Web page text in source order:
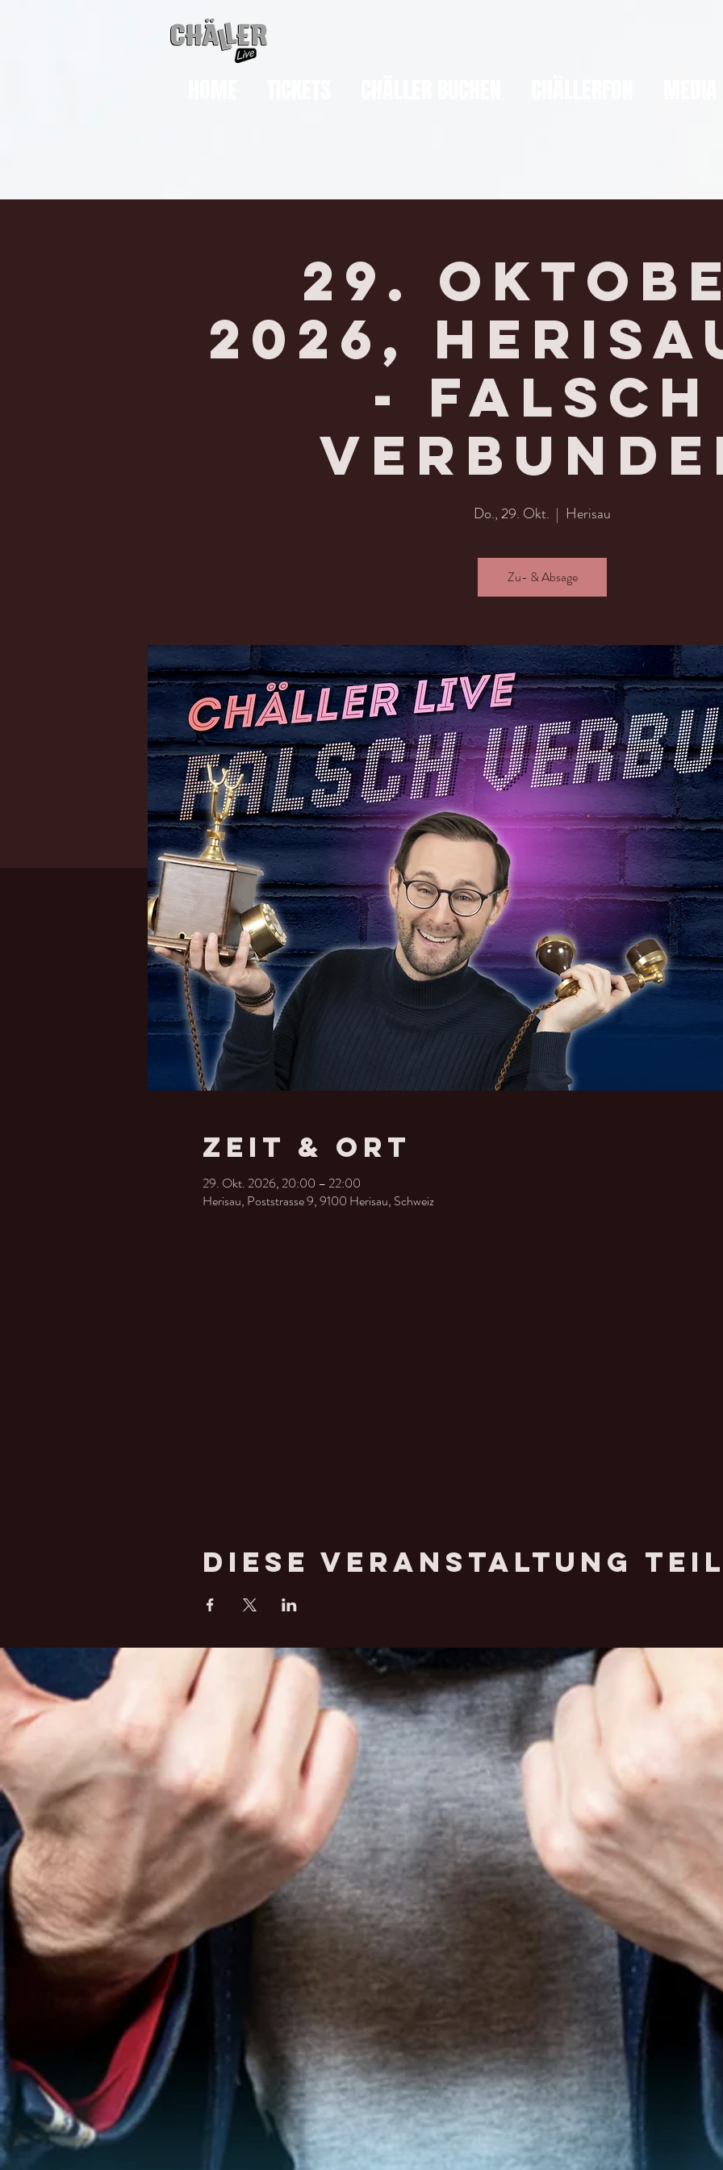
29.
2026,
- Falsch
Do., 29. Okt.
  |
Herisau
Zu- & Absage
Zeit & Ort
29. Okt. 2026, 20:00 – 22:00
Herisau, Poststrasse 9, 9100 Herisau, Schweiz
Diese Veranstaltung